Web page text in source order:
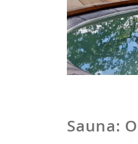
Sauna: